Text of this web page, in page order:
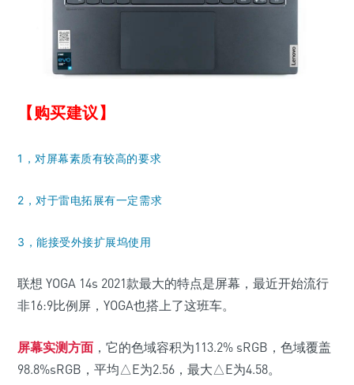
【购买建议】
1，对屏幕素质有较高的要求
2，对于雷电拓展有一定需求
3，能接受外接扩展坞使用
联想 YOGA 14s 2021款最大的特点是屏幕，最近开始流行
非16:9比例屏，YOGA也搭上了这班车。
屏幕实测方面 ，它的色域容积为113.2% sRGB，色域覆盖
98.8%sRGB，平均△E为2.56，最大△E为4.58。